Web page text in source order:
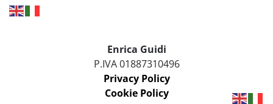
Enrica Guidi
P.IVA 01887310496
Privacy Policy
Cookie Policy